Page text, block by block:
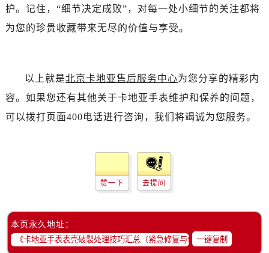
护。记住，“细节决定成败”，对每一处小细节的关注都将
为您的珍贵收藏带来无尽的价值与享受。
以上就是北京卡地亚售后服务中心为您分享的精彩内
容。如果您还有其他关于卡地亚手表维护和保养的问题，
可以拨打页面400电话进行咨询，我们将竭诚为您服务。
赞一下 去提问
本页永久地址：
一键复制